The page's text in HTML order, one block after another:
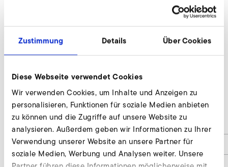
Zustimmung Details Über Cookies
Diese Webseite verwendet Cookies
Wir verwenden Cookies, um Inhalte und Anzeigen zu
personalisieren, Funktionen für soziale Medien anbieten
zu können und die Zugriffe auf unsere Website zu
analysieren. Außerdem geben wir Informationen zu Ihrer
Verwendung unserer Website an unsere Partner für
soziale Medien, Werbung und Analysen weiter. Unsere
2SD 420
d1
1 1/2''
96